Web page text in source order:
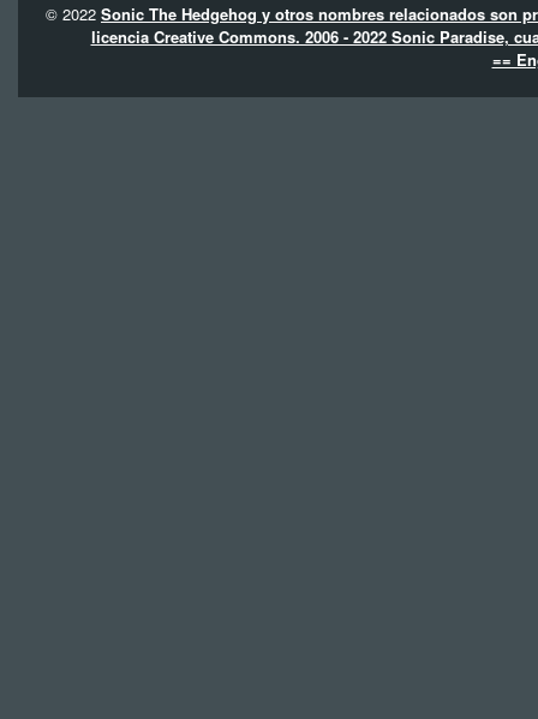
© 2022 Sonic The Hedgehog y otros nombres relacionados son
licencia Creative Commons. 2006 - 2022 Sonic Paradise,
==